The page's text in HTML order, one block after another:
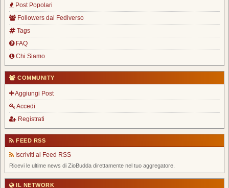
Post Popolari
Followers dal Fediverso
Tags
FAQ
Chi Siamo
COMMUNITY
Aggiungi Post
Accedi
Registrati
FEED RSS
Iscriviti al Feed RSS
Ricevi le ultime news di ZioBudda direttamente nel tuo aggregatore.
IL NETWORK